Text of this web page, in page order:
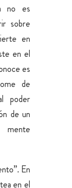
no es
sobre
en
en el
es
de
poder
de un
En
en el